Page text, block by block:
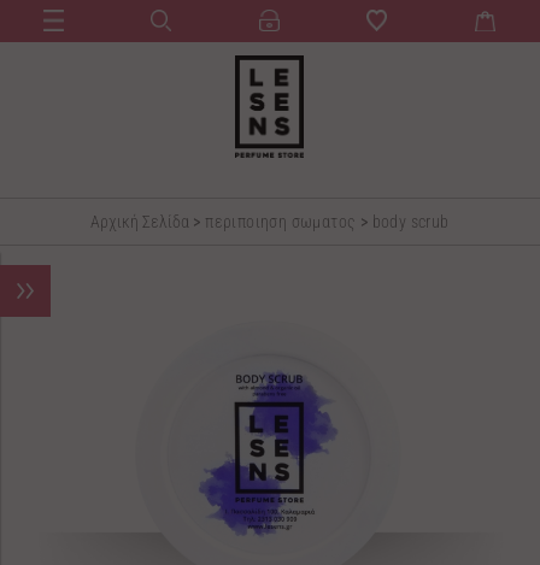
Αρχική Σελίδα > περιποιηση σωματος > body scrub